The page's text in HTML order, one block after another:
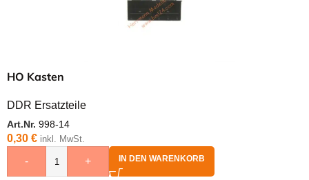
HO Kasten
DDR Ersatzteile
Art.Nr. 998-14
0,30 € inkl. MwSt.
- + IN DEN WARENKORB